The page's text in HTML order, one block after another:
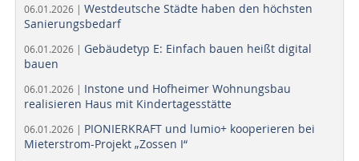
06.01.2026 | Westdeutsche Städte haben den höchsten
Sanierungsbedarf
06.01.2026 | Gebäudetyp E: Einfach bauen heißt digital
bauen
06.01.2026 | Instone und Hofheimer Wohnungsbau
realisieren Haus mit Kindertagesstätte
06.01.2026 | PIONIERKRAFT und lumio+ kooperieren bei
Mieterstrom-Projekt „Zossen I“